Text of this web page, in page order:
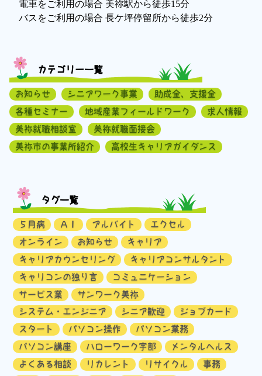
電車をご利用の場合 美祢駅から徒歩15分
バスをご利用の場合 長ケ坪停留所から徒歩2分
カテゴリー一覧
お知らせ シニアワーク事業
助成金、支援金
各種セミナー
地域産業フィールドワーク
求人情報
美祢就職相談室
美祢就職面接会
美祢市の事業所紹介
高校生キャリアガイダンス
タグ一覧
５月病 ＡＩ アルバイト
エクセル
オンライン
お知らせ
キャリア
キャリアカウンセリング
キャリアコンサルタント
キャリコンの独り言
コミュニケーション
サービス業
サンワーク美祢
システム・エンジニア
シニア歓迎
ジョブカード
スタート
パソコン操作
パソコン業務
パソコン講座
ハローワーク宇部
メンタルヘルス
よくある相談
リカレント リサイクル
事務